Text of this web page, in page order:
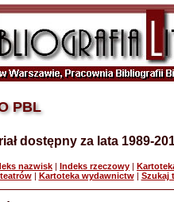
PBL
dostępny za lata 1989-
nazwisk | Indeks rzeczowy |
| Kartoteka wydawnictw| Szukaj